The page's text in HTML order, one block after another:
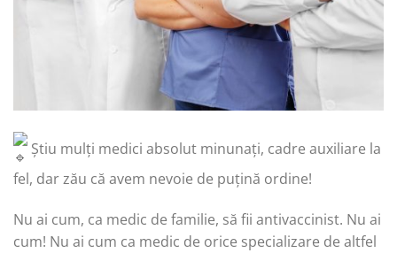
Știu mulți medici absolut minunați, cadre auxiliare la
fel, dar zău că avem nevoie de puțină ordine!
Nu ai cum, ca medic de familie, să fii antivaccinist. Nu ai
cum! Nu ai cum ca medic de orice specializare de altfel